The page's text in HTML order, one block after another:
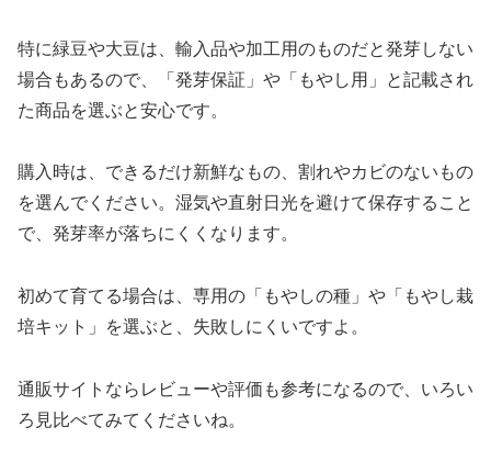
特に緑豆や大豆は、輸入品や加工用のものだと発芽しない
場合もあるので、「発芽保証」や「もやし用」と記載され
た商品を選ぶと安心です。
購入時は、できるだけ新鮮なもの、割れやカビのないもの
を選んでください。湿気や直射日光を避けて保存すること
で、発芽率が落ちにくくなります。
初めて育てる場合は、専用の「もやしの種」や「もやし栽
培キット」を選ぶと、失敗しにくいですよ。
通販サイトならレビューや評価も参考になるので、いろい
ろ見比べてみてくださいね。